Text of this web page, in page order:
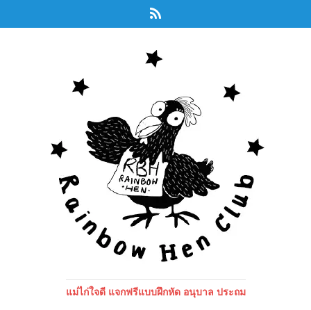
แม่ไก่ใจดี แจกฟรีแบบฝึกหัด อนุบาล ประถม